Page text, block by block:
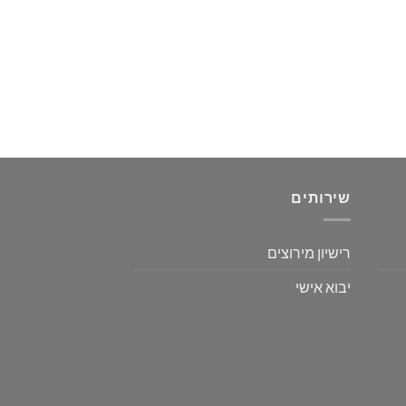
שירותים
רישיון מירוצים
יבוא אישי